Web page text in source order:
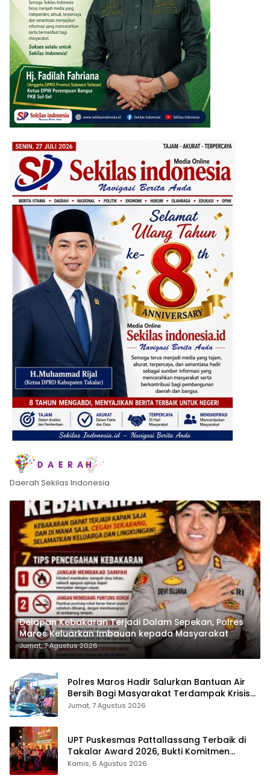
Daerah Sekilas Indonesia
Delapan Kebakaran Terjadi Dalam Sepekan, Polres
Maros Keluarkan Imbauan kepada Masyarakat
Jumat, 7 Agustus 2026
Polres Maros Hadir Salurkan Bantuan Air
Bersih Bagi Masyarakat Terdampak Krisis
Air Bersih Di Maros
Jumat, 7 Agustus 2026
UPT Puskesmas Pattallassang Terbaik di
Takalar Award 2026, Bukti Komitmen
Hadirkan Pelayanan Kesehatan Berkualitas
Kamis, 6 Agustus 2026